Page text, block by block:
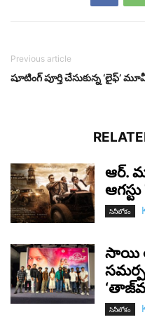
Previous article
షూటింగ్ పూర్తి చేసుకున్న ‘లైఫ్’
ఆర్‌.
సినీలోకం
సాయి
సినీలోకం